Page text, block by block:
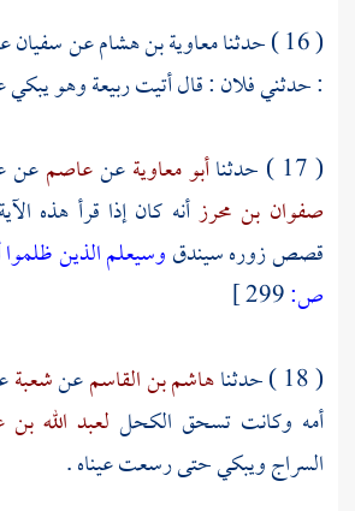
( 16 ) حدثنا
معاوية بن هشامعنسفيان
: حدثني فلان : قال أتيتربيعةوهو يبكي
( 17 ) حدثنا
أبو معاويةعنعاصمعن
صفوان بن محرزأنه كان إذا قرأ هذه
قصص زوره سيندقوسيعلم الذين
ص:
( 18 ) حدثنا
هاشم بن القاسمعنشعبة
أمه وكانت تسحق الكحل لعبد الله
السراج ويبكي حتى رسعت عيناه .